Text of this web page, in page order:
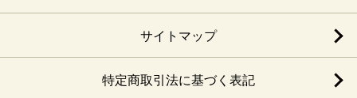
サイトマップ
特定商取引法に基づく表記